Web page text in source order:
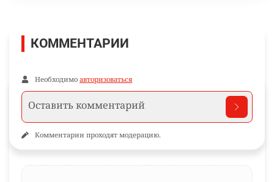
КОММЕНТАРИИ
Необходимо авторизоваться
Комментарии проходят модерацию.